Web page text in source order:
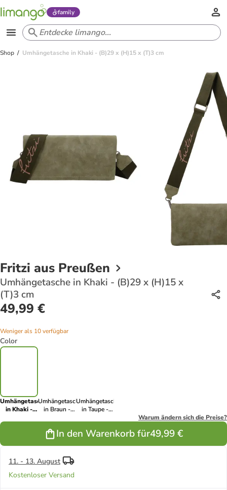
family
Shop Umhängetasche in Khaki - (B)29 x (H)15 x (T)3 cm
Fritzi aus Preußen
Umhängetasche in Khaki - (B)29 x (H)15 x
(T)3 cm
49,99 €
Weniger als 10 verfügbar
Color
Umhängetasche
in Khaki -
(H)15 x (T)3
Umhängetasche
in Braun -
Umhängetasche
in Taupe -
Warum ändern sich die Preise?
In den Warenkorb für49,99 €
11. - 13. August
Kostenloser Versand